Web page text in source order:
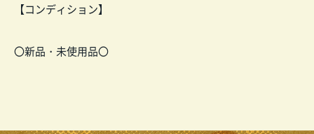
【コンディション】
〇新品・未使用品〇